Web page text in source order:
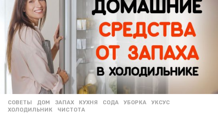
СОВЕТЫ ДОМ ,ЗАПАХ ,КУХНЯ ,СОДА ,УБОРКА ,УКСУС
ХОЛОДИЛЬНИК
,ЧИСТОТА